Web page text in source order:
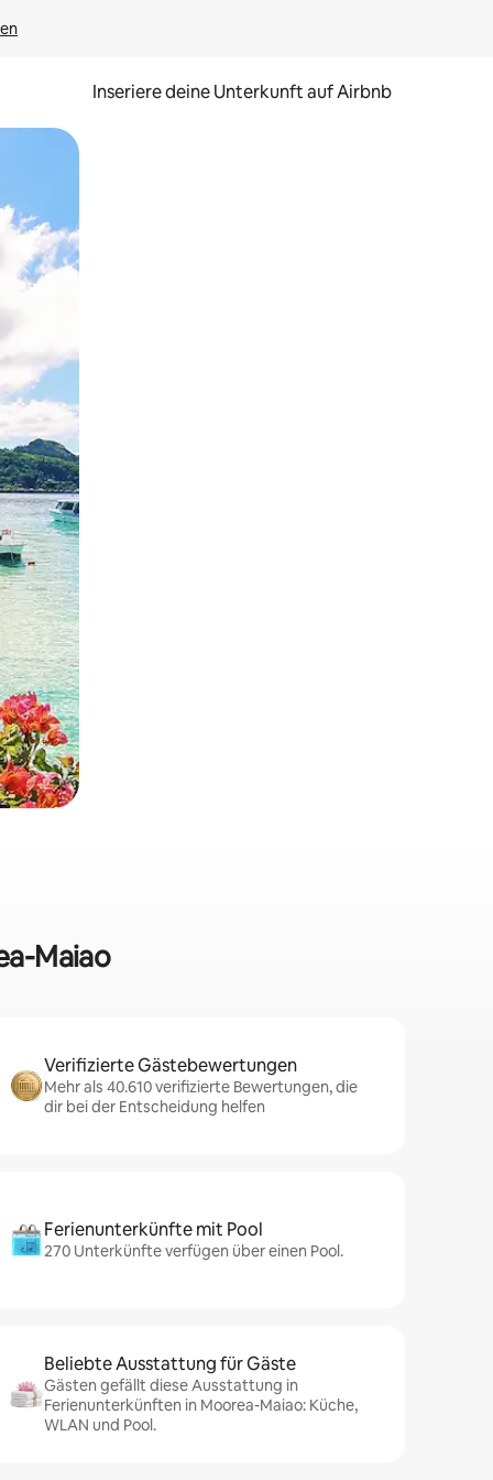
Inseriere deine Unterkunft auf Airbnb
oder Wischgesten.
Maiao
Verifizierte Gästebewertungen
Mehr als 40.610 verifizierte Bewertungen, die
dir bei der Entscheidung helfen
Ferienunterkünfte mit Pool
270 Unterkünfte verfügen über einen Pool.
Beliebte Ausstattung für Gäste
Gästen gefällt diese Ausstattung in
Ferienunterkünften in Moorea-Maiao: Küche,
WLAN und Pool.